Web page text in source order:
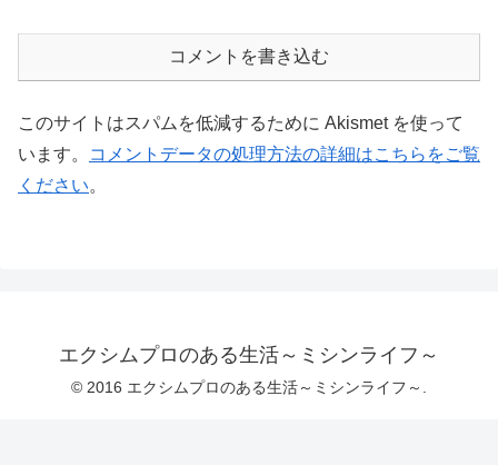
コメントを書き込む
このサイトはスパムを低減するために Akismet を使って
います。
コメントデータの処理方法の詳細はこちらをご覧
ください。
エクシムプロのある生活～ミシンライフ～
© 2016 エクシムプロのある生活～ミシンライフ～.